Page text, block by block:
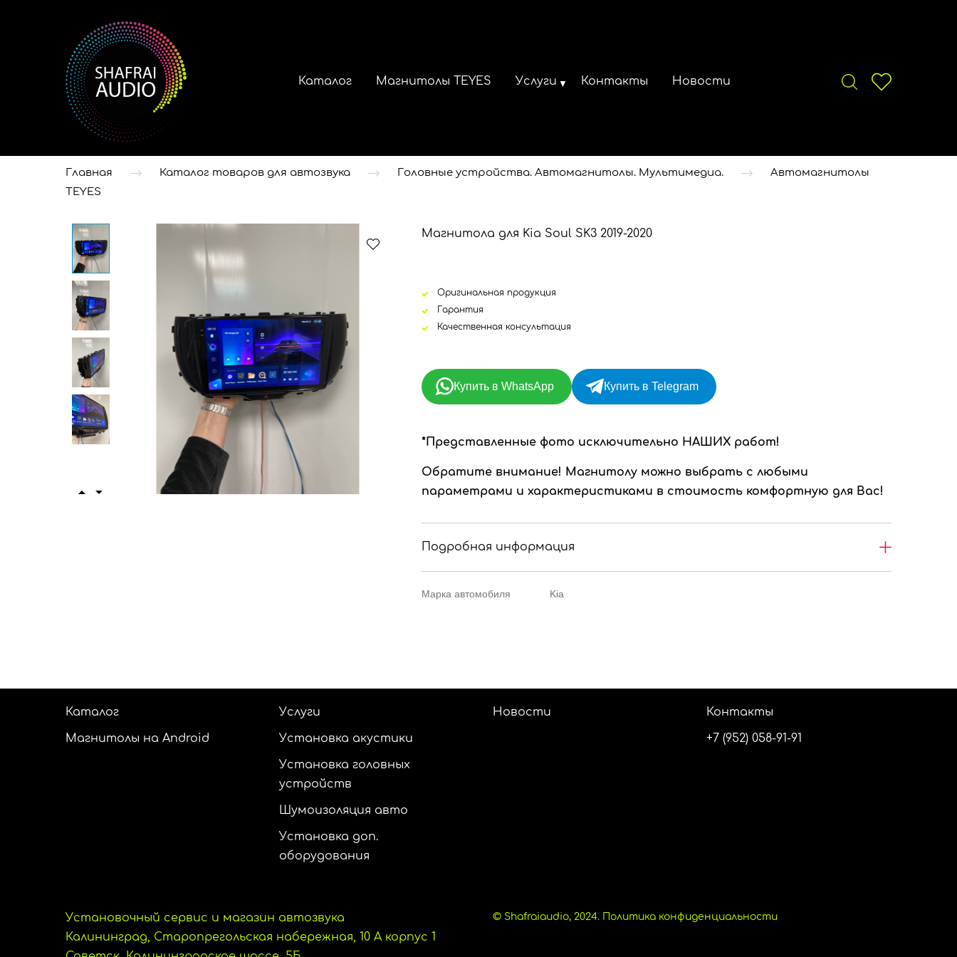
Каталог Магнитолы TEYES Услуги Контакты Новости
Главная Каталог товаров для автозвука Головные устройства. Автомагнитолы. Мультимедиа.
Автомагнитолы
TEYES
Магнитола для Kia Soul SK3 2019-2020
Оригинальная продукция
Гарантия
Качественная консультация
Купить в WhatsApp Купить в Telegram
*Представленные фото исключительно НАШИХ работ!
Обратите внимание! Магнитолу можно выбрать с любыми
параметрами и характеристиками в стоимость комфортную для Вас!
Подробная информация
Марка автомобиля Kia
Каталог
Магнитолы на Android
Услуги
Установка акустики
Установка головных
устройств
Шумоизоляция авто
Установка доп.
оборудования
Новости Контакты
+7 (952) 058-91-91
Установочный сервис и магазин автозвука
Калининград, Старопрегольская набережная, 10 А корпус 1
© Shafraiaudio, 2024. Политика конфиденциальности